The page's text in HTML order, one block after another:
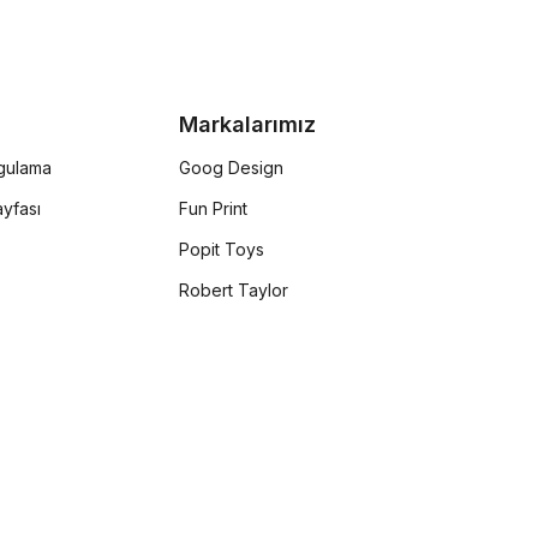
Markalarımız
Goog Design
Fun Print
Popit Toys
Robert Taylor